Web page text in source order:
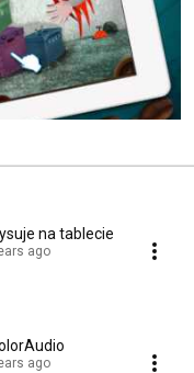
na tablecie
ago
ago